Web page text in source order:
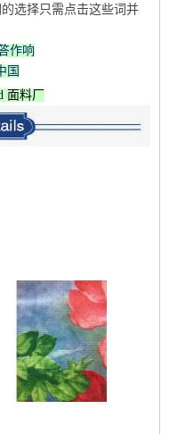
选择只需点击这些词并
作响
国
面料厂